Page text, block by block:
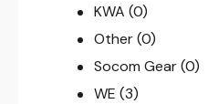
KWA (0)
Other (0)
Socom Gear (0)
WE (3)